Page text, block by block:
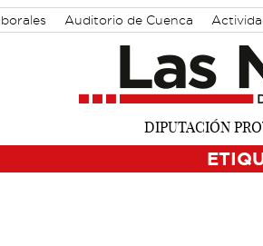
Auditorio de Cuenca